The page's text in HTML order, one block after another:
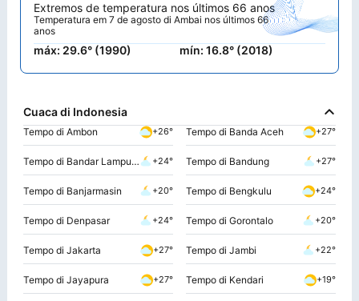
Extremos de temperatura nos últimos 66 anos
Temperatura em 7 de agosto di Ambai nos últimos 66
anos
máx: 29.6° (1990) mín: 16.8° (2018)
Cuaca di Indonesia
Tempo di Ambon +26° Tempo di Banda Aceh +27°
Tempo di Bandar Lampung +24° Tempo di Bandung +27°
Tempo di Banjarmasin +20° Tempo di Bengkulu +24°
Tempo di Denpasar +24° Tempo di Gorontalo +20°
Tempo di Jakarta +27° Tempo di Jambi +22°
Tempo di Jayapura +27° Tempo di Kendari +19°